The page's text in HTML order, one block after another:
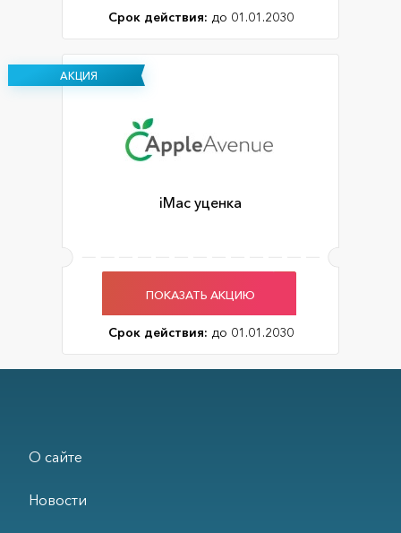
Срок действия: до 01.01.2030
АКЦИЯ
iMac уценка
ПОКАЗАТЬ АКЦИЮ
Срок действия: до 01.01.2030
О сайте
Новости